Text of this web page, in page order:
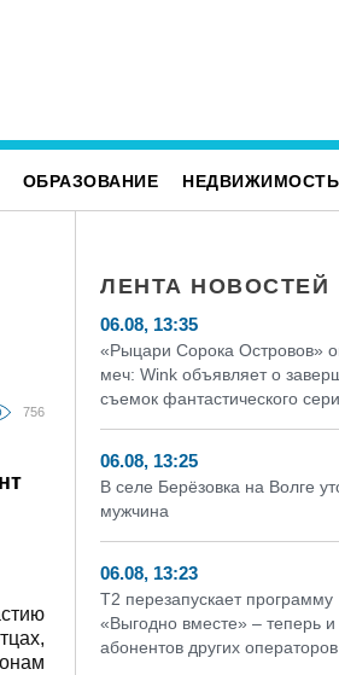
ОБРАЗОВАНИЕ НЕДВИЖИМОСТЬ
756
ЛЕНТА НОВОСТЕЙ
06.08, 13:35
«Рыцари Сорока Островов»
меч: Wink объявляет о
съемок фантастического
06.08, 13:25
В селе Берёзовка на Волге
мужчина
06.08, 13:23
Т2 перезапускает программу
«Выгодно вместе» – теперь и
абонентов других операторов